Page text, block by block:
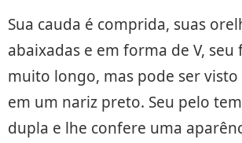
Sua cauda é comprida, suas
abaixadas e em forma de V, seu
muito longo, mas pode ser
em um nariz preto. Seu pelo
dupla e lhe confere uma